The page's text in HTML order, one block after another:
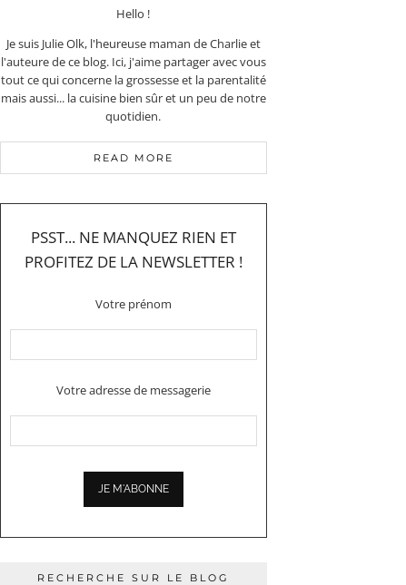
Hello !
Je suis Julie Olk, l'heureuse maman de Charlie et
l'auteure de ce blog. Ici, j'aime partager avec vous
tout ce qui concerne la grossesse et la parentalité
mais aussi... la cuisine bien sûr et un peu de notre
quotidien.
READ MORE
PSST... NE MANQUEZ RIEN ET
PROFITEZ DE LA NEWSLETTER !
Votre prénom
Votre adresse de messagerie
RECHERCHE SUR LE BLOG